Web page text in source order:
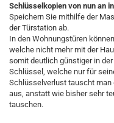
Schlüsselkopien von nun an
Speichern Sie mithilfe der
der Türstation ab.
In den Wohnungstüren
welche nicht mehr mit der
somit deutlich günstiger in
Schlüssel, welche nur für
Schlüsselverlust tauscht
aus, anstatt wie bisher sehr
tauschen.